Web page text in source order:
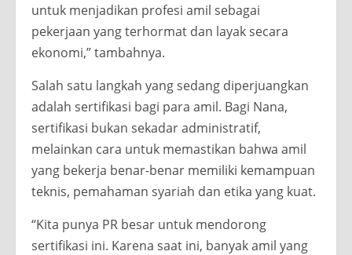
untuk menjadikan profesi amil sebagai
pekerjaan yang terhormat dan layak secara
ekonomi,” tambahnya.
Salah satu langkah yang sedang diperjuangkan
adalah sertifikasi bagi para amil. Bagi Nana,
sertifikasi bukan sekadar administratif,
melainkan cara untuk memastikan bahwa amil
yang bekerja benar-benar memiliki kemampuan
teknis, pemahaman syariah dan etika yang kuat.
“Kita punya PR besar untuk mendorong
sertifikasi ini. Karena saat ini, banyak amil yang